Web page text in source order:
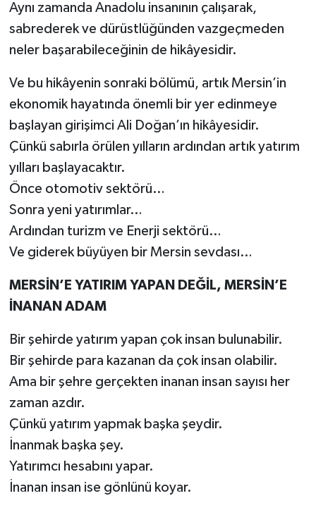
Aynı zamanda Anadolu insanının çalışarak,
sabrederek ve dürüstlüğünden vazgeçmeden
neler başarabileceğinin de hikâyesidir.
Ve bu hikâyenin sonraki bölümü, artık Mersin’in
ekonomik hayatında önemli bir yer edinmeye
başlayan girişimci Ali Doğan’ın hikâyesidir.
Çünkü sabırla örülen yılların ardından artık yatırım
yılları başlayacaktır.
Önce otomotiv sektörü…
Sonra yeni yatırımlar…
Ardından turizm ve Enerji sektörü…
Ve giderek büyüyen bir Mersin sevdası…
MERSİN’E YATIRIM YAPAN DEĞİL, MERSİN’E
İNANAN ADAM
Bir şehirde yatırım yapan çok insan bulunabilir.
Bir şehirde para kazanan da çok insan olabilir.
Ama bir şehre gerçekten inanan insan sayısı her
zaman azdır.
Çünkü yatırım yapmak başka şeydir.
İnanmak başka şey.
Yatırımcı hesabını yapar.
İnanan insan ise gönlünü koyar.